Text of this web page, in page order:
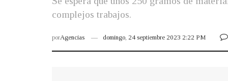
complejos trabajos.
porAgencias domingo, 24 septiembre 2023 2:22 PM